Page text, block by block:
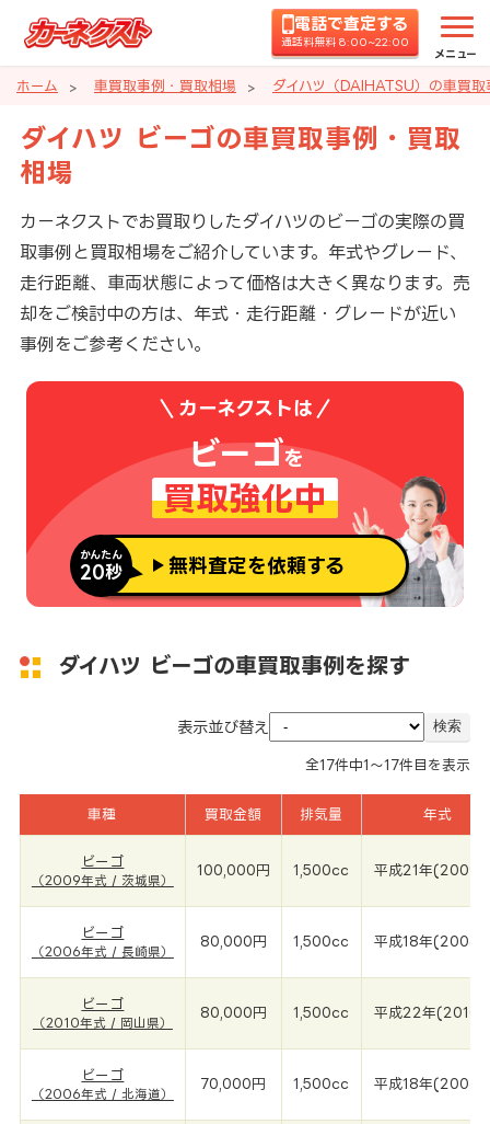
電話で査定する
通話料無料 8:00~22:00
メニュー
ホーム 車買取事例・買取相場 ダイハツ（DAIHATSU）の車買
ダイハツ ビーゴの車買取事例・買取
相場
カーネクストでお買取りしたダイハツのビーゴの実際の買
取事例と買取相場をご紹介しています。年式やグレード、
走行距離、車両状態によって価格は大きく異なります。売
却をご検討中の方は、年式・走行距離・グレードが近い
事例をご参考ください。
カーネクストは
ビーゴを
買取強化中
かんたん
20秒 無料査定を依頼する
ダイハツ ビーゴの車買取事例を探す
表示並び替え
全17件中1～17件目を表示
車種 買取金額 排気量 年式
ビーゴ
（2009年式 / 茨城県）
100,000円 1,500cc 平成21年(2009
ビーゴ
（2006年式 / 長崎県）
80,000円 1,500cc 平成18年(2006
ビーゴ
（2010年式 / 岡山県）
80,000円 1,500cc 平成22年(2010
ビーゴ
（2006年式 / 北海道）
70,000円 1,500cc 平成18年(2006